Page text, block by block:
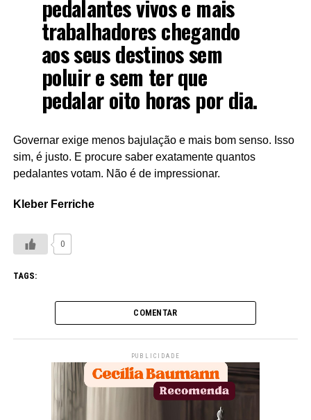
pedalantes vivos e mais
trabalhadores chegando
aos seus destinos sem
poluir e sem ter que
pedalar oito horas por dia.
Governar exige menos bajulação e mais bom senso. Isso
sim, é justo. E procure saber exatamente quantos
pedalantes votam. Não é de impressionar.
Kleber Ferriche
0
TAGS:
COMENTAR
PUBLICIDADE